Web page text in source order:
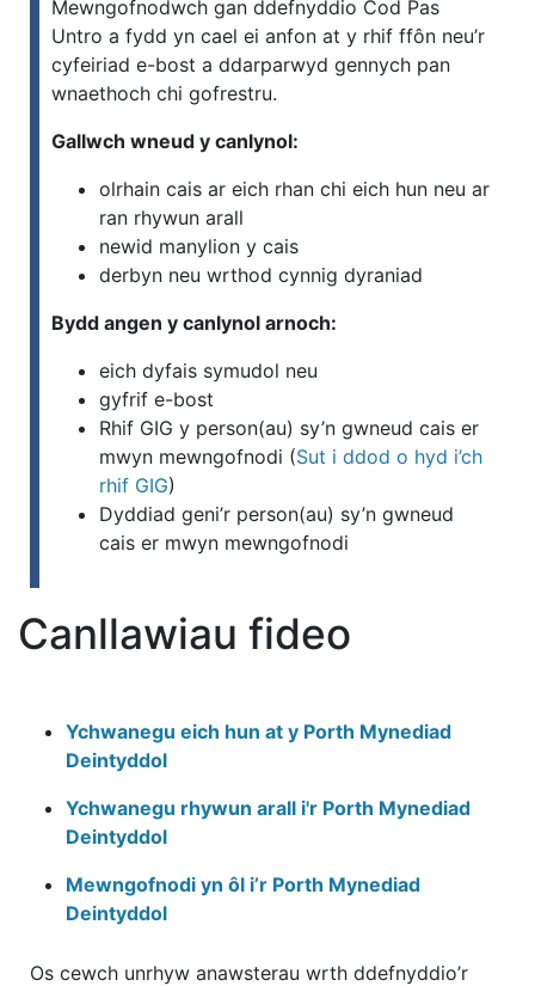
Mewngofnodwch gan ddefnyddio Cod Pas
Untro a fydd yn cael ei anfon at y rhif ffôn neu’r
cyfeiriad e-bost a ddarparwyd gennych pan
wnaethoch chi gofrestru.
Gallwch wneud y canlynol:
olrhain cais ar eich rhan chi eich hun neu ar
ran rhywun arall
newid manylion y cais
derbyn neu wrthod cynnig dyraniad
Bydd angen y canlynol arnoch:
eich dyfais symudol neu
gyfrif e-bost
Rhif GIG y person(au) sy’n gwneud cais er
mwyn mewngofnodi (Sut i ddod o hyd i’ch
rhif GIG)
Dyddiad geni’r person(au) sy’n gwneud
cais er mwyn mewngofnodi
Canllawiau fideo
Ychwanegu eich hun at y Porth Mynediad
Deintyddol
Ychwanegu rhywun arall i'r Porth Mynediad
Deintyddol
Mewngofnodi yn ôl i’r Porth Mynediad
Deintyddol
Os cewch unrhyw anawsterau wrth ddefnyddio’r